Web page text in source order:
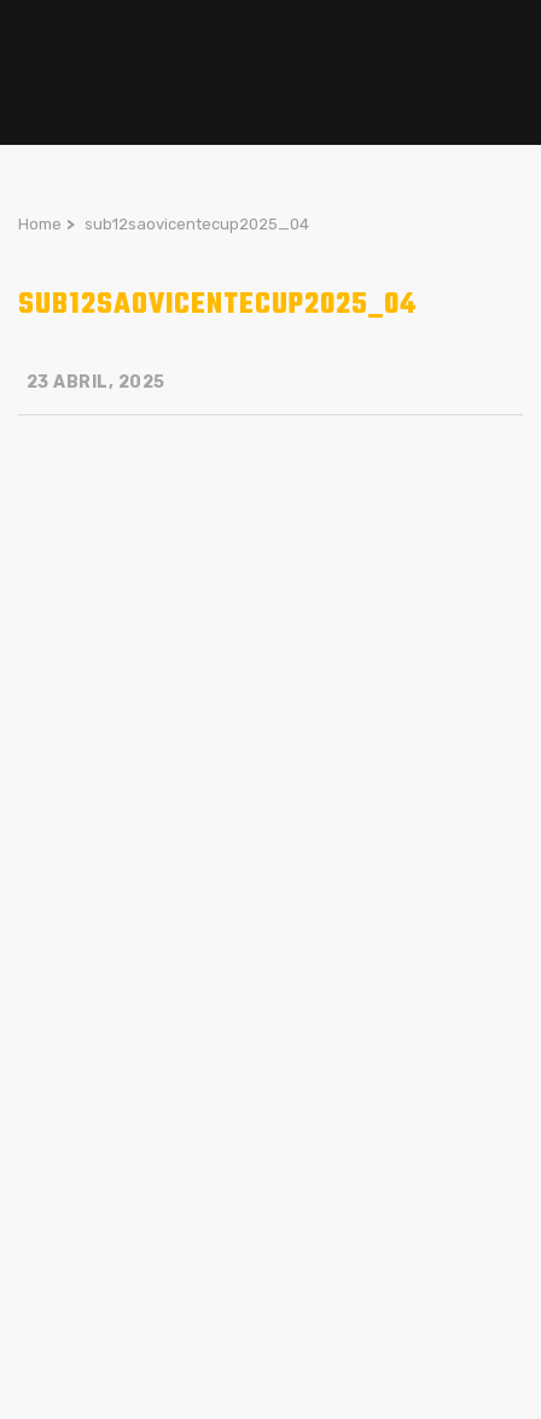
Home > sub12saovicentecup2025_04
SUB12SAOVICENTECUP2025_04
23 ABRIL, 2025